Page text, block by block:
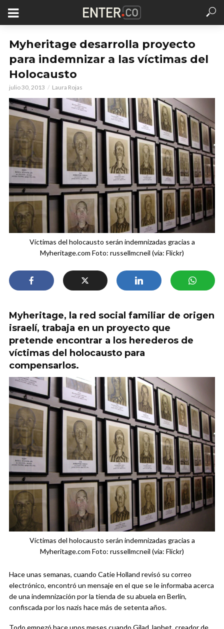
Myheritage desarrolla proyecto
para indemnizar a las víctimas del
Holocausto
julio 30, 2013 Laura Rojas
Víctimas del holocausto serán indemnizadas gracias a
Myheritage.com Foto: russellmcneil (vía: Flickr)
Myheritage, la red social familiar de origen
israelí, trabaja en un proyecto que
pretende encontrar a los herederos de
víctimas del holocausto para
compensarlos.
Víctimas del holocausto serán indemnizadas gracias a
Myheritage.com Foto: russellmcneil (vía: Flickr)
Hace unas semanas, cuando Catie Holland revisó su correo
electrónico, encontró un mensaje en el que se le informaba acerca
de una indemnización por la tienda de su abuela en Berlín,
confiscada por los nazis hace más de setenta años.
Todo empezó hace unos meses cuando Gilad Japhet, creador de